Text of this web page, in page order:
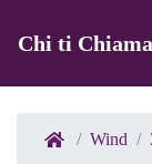
Chi ti Chiama
Wind